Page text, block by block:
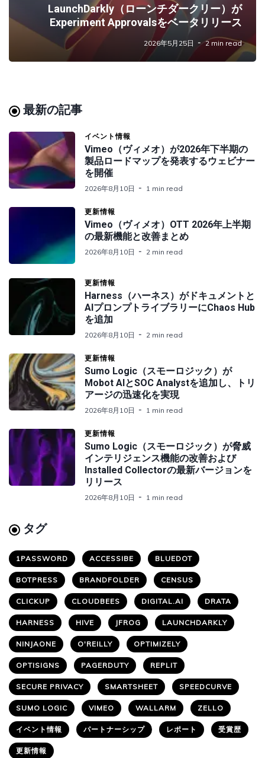
LaunchDarkly（ローンチダークリー）が
Experiment Approvalsをベータリリース
2026年5月25日 2 min read
最新の記事
イベント情報
Vimeo（ヴィメオ）が2026年下半期の
製品ロードマップを発表するウェビナー
を開催
2026年8月10日 1 min read
更新情報
Vimeo（ヴィメオ）OTT 2026年上半期
の最新機能と改善まとめ
2026年8月10日 2 min read
更新情報
Harness（ハーネス）がドキュメントと
AIプロンプトライブラリーにChaos Hub
を追加
2026年8月10日 2 min read
更新情報
Sumo Logic（スモーロジック）が
Mobot AIとSOC Analystを追加し、トリ
アージの迅速化を実現
2026年8月10日 1 min read
更新情報
Sumo Logic（スモーロジック）が脅威
インテリジェンス機能の改善および
Installed Collectorの最新バージョンを
リリース
2026年8月10日 1 min read
タグ
1PASSWORD ACCESSIBE BLUEDOT
BOTPRESS BRANDFOLDER CENSUS
CLICKUP CLOUDBEES DIGITAL.AI DRATA
HARNESS HIVE JFROG LAUNCHDARKLY
NINJAONE O'REILLY OPTIMIZELY
OPTISIGNS PAGERDUTY REPLIT
SECURE PRIVACY SMARTSHEET SPEEDCURVE
SUMO LOGIC VIMEO WALLARM ZELLO
イベント情報 パートナーシップ レポート 受賞歴
更新情報